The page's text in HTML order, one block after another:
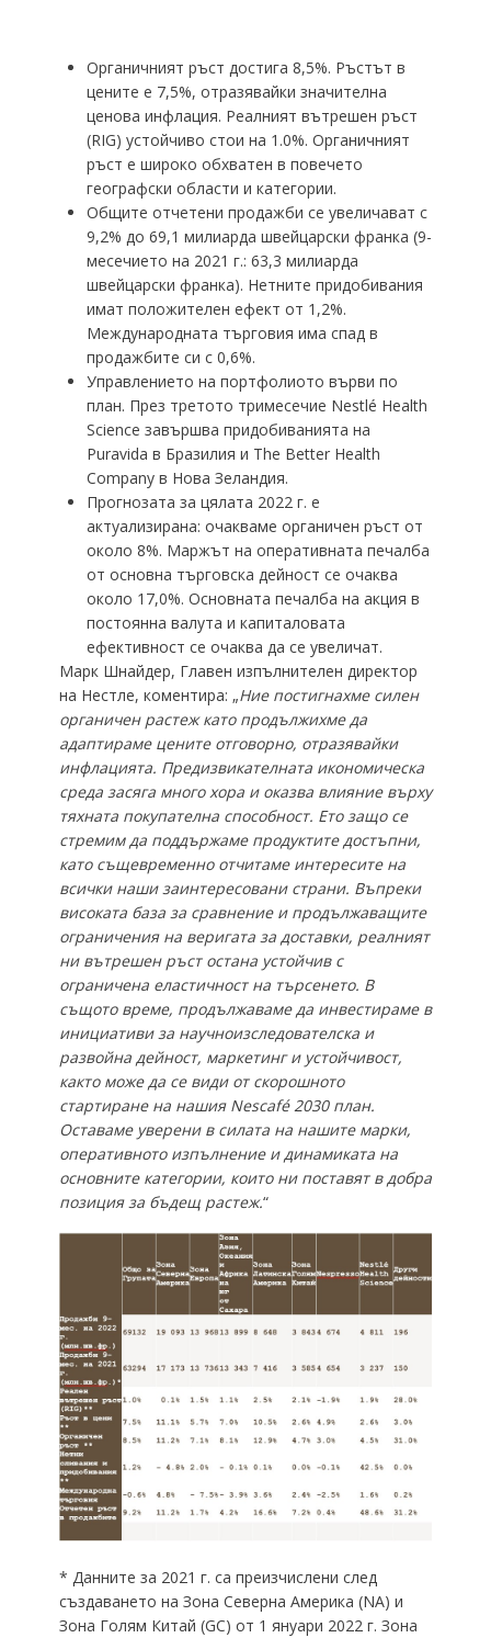
Органичният ръст достига 8,5%. Ръстът в
цените е 7,5%, отразявайки значителна
ценова инфлация. Реалният вътрешен ръст
(RIG) устойчиво стои на 1.0%. Органичният
ръст е широко обхватен в повечето
географски области и категории.
Общите отчетени продажби се увеличават с
9,2% до 69,1 милиарда швейцарски франка (9-
месечието на 2021 г.: 63,3 милиарда
швейцарски франка). Нетните придобивания
имат положителен ефект от 1,2%.
Международната търговия има спад в
продажбите си с 0,6%.
Управлението на портфолиото върви по
план. През третото тримесечие Nestlé Health
Science завършва придобиванията на
Puravida в Бразилия и The Better Health
Company в Нова Зеландия.
Прогнозата за цялата 2022 г. е
актуализирана: очакваме органичен ръст от
около 8%. Маржът на оперативната печалба
от основна търговска дейност се очаква
около 17,0%. Основната печалба на акция в
постоянна валута и капиталовата
ефективност се очаква да се увеличат.
Марк Шнайдер, Главен изпълнителен директор
на Нестле, коментира: „Ние постигнахме силен
органичен растеж като продължихме да
адаптираме цените отговорно, отразявайки
инфлацията. Предизвикателната икономическа
среда засяга много хора и оказва влияние върху
тяхната покупателна способност. Ето защо се
стремим да поддържаме продуктите достъпни,
като същевременно отчитаме интересите на
всички наши заинтересовани страни. Въпреки
високата база за сравнение и продължаващите
ограничения на веригата за доставки, реалният
ни вътрешен ръст остана устойчив с
ограничена еластичност на търсенето. В
същото време, продължаваме да инвестираме в
инициативи за научноизследователска и
развойна дейност, маркетинг и устойчивост,
както може да се види от скорошното
стартиране на нашия Nescafé 2030 план.
Оставаме уверени в силата на нашите марки,
оперативното изпълнение и динамиката на
основните категории, които ни поставят в добра
позиция за бъдещ растеж.“
* Данните за 2021 г. са преизчислени след
създаването на Зона Северна Америка (NA) и
Зона Голям Китай (GC) от 1 януари 2022 г. Зона